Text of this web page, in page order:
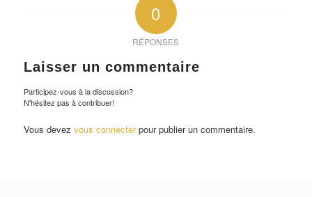
0
RÉPONSES
Laisser un commentaire
Participez-vous à la discussion?
N'hésitez pas à contribuer!
Vous devez vous connecterpour publier un commentaire.